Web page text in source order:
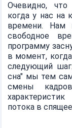
Очевидно, что
когда у нас на
времени. Нам
свободное
программу
в момент,
следующий
сна" мы тем
смены
потока в